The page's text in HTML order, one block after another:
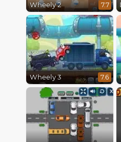
Wheely 2 7.7
Wheely 3 7.6